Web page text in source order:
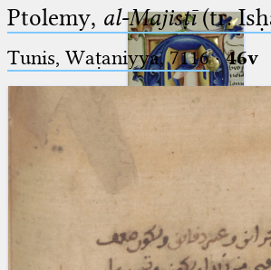
Ptolemaeus
Arabus et Latinus
🔎︎
Ptolemy, al-Majisṭī(tr.
Tunis, Waṭaniyya, 7116·46v